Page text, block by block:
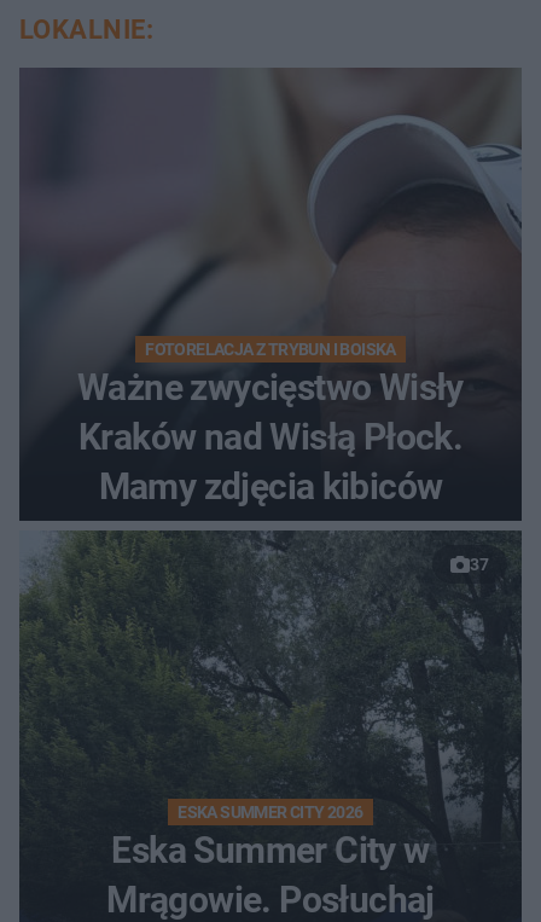
LOKALNIE:
FOTORELACJA Z TRYBUN I BOISKA
Ważne zwycięstwo Wisły
Kraków nad Wisłą Płock.
Mamy zdjęcia kibiców
37
ESKA SUMMER CITY 2026
Eska Summer City w
Mrągowie. Posłuchaj